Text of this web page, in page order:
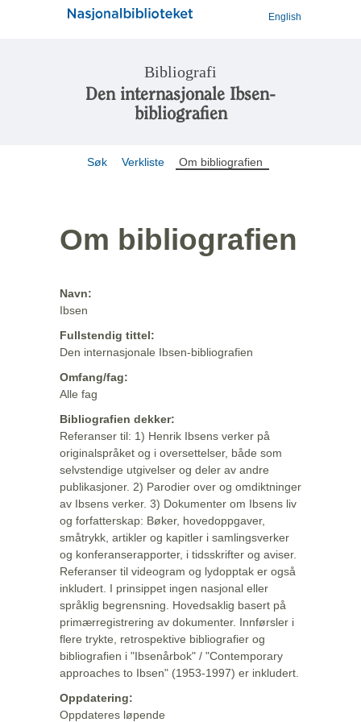
English
Bibliografi
Den internasjonale Ibsen-
bibliografien
Søk Verkliste Om bibliografien
Om bibliografien
Navn:
Ibsen
Fullstendig tittel:
Den internasjonale Ibsen-bibliografien
Omfang/fag:
Alle fag
Bibliografien dekker:
Referanser til: 1) Henrik Ibsens verker på
originalspråket og i oversettelser, både som
selvstendige utgivelser og deler av andre
publikasjoner. 2) Parodier over og omdiktninger
av Ibsens verker. 3) Dokumenter om Ibsens liv
og forfatterskap: Bøker, hovedoppgaver,
småtrykk, artikler og kapitler i samlingsverker
og konferanserapporter, i tidsskrifter og aviser.
Referanser til videogram og lydopptak er også
inkludert. I prinsippet ingen nasjonal eller
språklig begrensning. Hovedsaklig basert på
primærregistrering av dokumenter. Innførsler i
flere trykte, retrospektive bibliografier og
bibliografien i "Ibsenårbok" / "Contemporary
approaches to Ibsen" (1953-1997) er inkludert.
Oppdatering:
Oppdateres løpende